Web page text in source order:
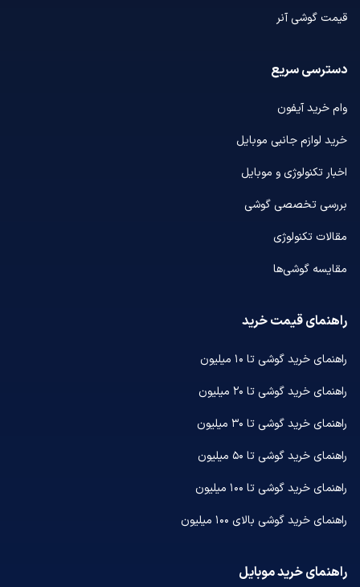
قیمت گوشی آنر
دسترسی سریع
وام خرید آیفون
خرید لوازم جانبی موبایل
اخبار تکنولوژی و موبایل
بررسی تخصصی گوشی
مقالات تکنولوژی
مقایسه گوشی‌ها
راهنمای قیمت خرید
راهنمای خرید گوشی تا ۱۰ میلیون
راهنمای خرید گوشی تا ۲۰ میلیون
راهنمای خرید گوشی تا ۳۰ میلیون
راهنمای خرید گوشی تا ۵۰ میلیون
راهنمای خرید گوشی تا ۱۰۰ میلیون
راهنمای خرید گوشی بالای ۱۰۰ میلیون
راهنمای خرید موبایل